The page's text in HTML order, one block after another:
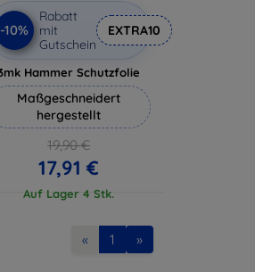
-10%
Rabatt
mit
Gutschein
EXTRA10
Hammer Schutzfolie
Maßgeschneidert
hergestellt
19,90 €
17,91 €
Auf Lager 4 Stk.
« 1 »